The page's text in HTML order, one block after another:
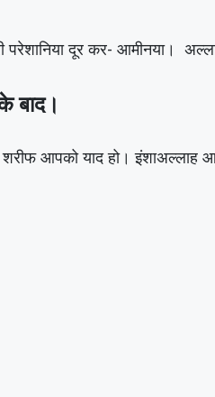
परेशानिया दूर कर- आमीनया।
बाद।
आपको याद हो। इंशाअल्लाह